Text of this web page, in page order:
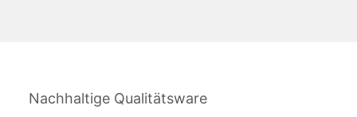
Nachhaltige Qualitätsware